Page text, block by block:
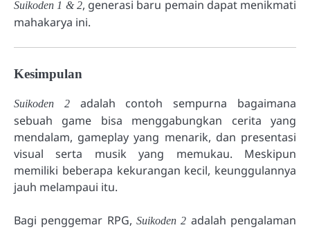
Suikoden 1 & 2, generasi baru pemain dapat menikmati
mahakarya ini.
Kesimpulan
Suikoden 2adalah contoh sempurna bagaimana
sebuah game bisa menggabungkan cerita yang
mendalam, gameplay yang menarik, dan presentasi
visual serta musik yang memukau. Meskipun
memiliki beberapa kekurangan kecil, keunggulannya
jauh melampaui itu.
Bagi penggemar RPG, Suikoden 2 adalah pengalaman